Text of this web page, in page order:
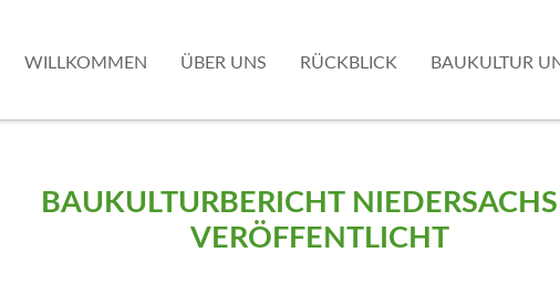
WILLKOMMEN ÜBER UNS RÜCKBLICK BAUKULTUR
BAUKULTURBERICHT
VERÖFFENTLICHT